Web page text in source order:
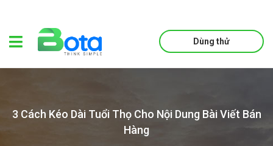
Dùng thử
3 Cách Kéo Dài Tuổi Thọ Cho Nội Dung Bài Viết Bán
Hàng